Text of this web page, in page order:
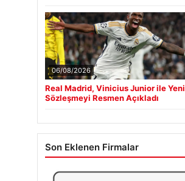
06/08/2026
Real Madrid, Vinicius Junior ile Yeni
Sözleşmeyi Resmen Açıkladı
Son Eklenen Firmalar